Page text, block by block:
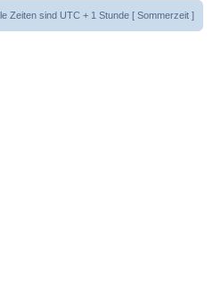
Zeiten sind UTC + 1 Stunde [ Sommerzeit ]